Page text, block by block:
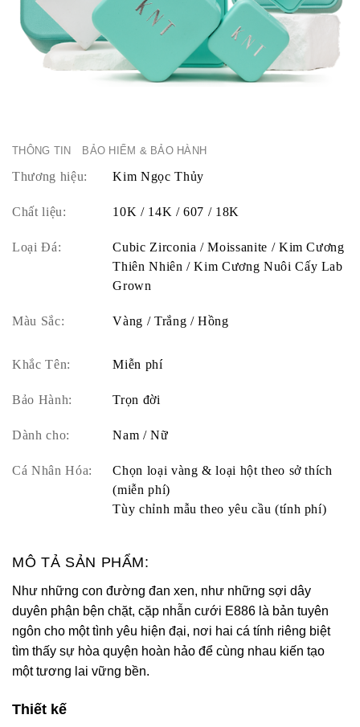
THÔNG TIN BẢO HIỂM & BẢO HÀNH
Thương hiệu: Kim Ngọc Thủy
Chất liệu: 10K / 14K / 607 / 18K
Loại Đá:
Cubic Zirconia / Moissanite / Kim Cương
Thiên Nhiên / Kim Cương Nuôi Cấy Lab
Grown
Màu Sắc: Vàng / Trắng / Hồng
Khắc Tên: Miễn phí
Bảo Hành: Trọn đời
Dành cho: Nam / Nữ
Cá Nhân Hóa:
Chọn loại vàng & loại hột theo sở thích
(miễn phí)
Tùy chỉnh mẫu theo yêu cầu (tính phí)
MÔ TẢ SẢN PHẨM:
Như những con đường đan xen, như những sợi dây
duyên phận bện chặt, cặp nhẫn cưới E886 là bản tuyên
ngôn cho một tình yêu hiện đại, nơi hai cá tính riêng biệt
tìm thấy sự hòa quyện hoàn hảo để cùng nhau kiến tạo
một tương lai vững bền.
Thiết kế